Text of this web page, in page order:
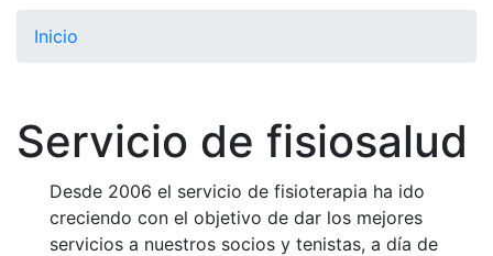
Nuestra
historia
Cronología
Presidentes
Inicio
Servicio de fisiosalud
Desde 2006 el servicio de fisioterapia ha ido
creciendo con el objetivo de dar los mejores
servicios a nuestros socios y tenistas, a día de